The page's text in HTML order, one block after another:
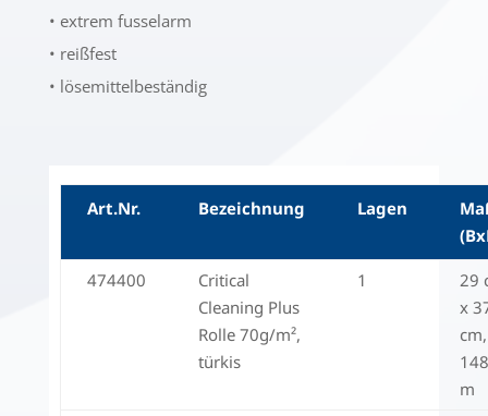
• extrem fusselarm
• reißfest
• lösemittelbeständig
Art.Nr. Bezeichnung Lagen
474400
Critical
Cleaning Plus
Rolle 70g/m²,
türkis
1
29
x
cm,
148
m